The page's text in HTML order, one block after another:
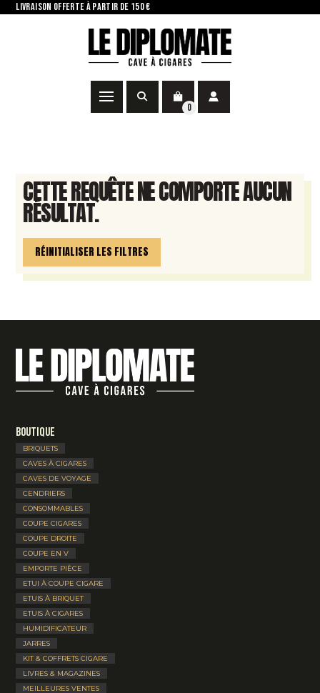
LIVRAISON OFFERTE À PARTIR DE 150 €
0
CETTE REQUÊTE NE COMPORTE AUCUN
RÉSULTAT.
RÉINITIALISER LES FILTRES
Boutique
BRIQUETS
CAVES À CIGARES
CAVES DE VOYAGE
CENDRIERS
CONSOMMABLES
COUPE CIGARES
COUPE DROITE
COUPE EN V
EMPORTE PIÈCE
ETUI À COUPE CIGARE
ETUIS À BRIQUET
ETUIS À CIGARES
HUMIDIFICATEUR
JARRES
KIT & COFFRETS CIGARE
LIVRES & MAGAZINES
MEILLEURES VENTES